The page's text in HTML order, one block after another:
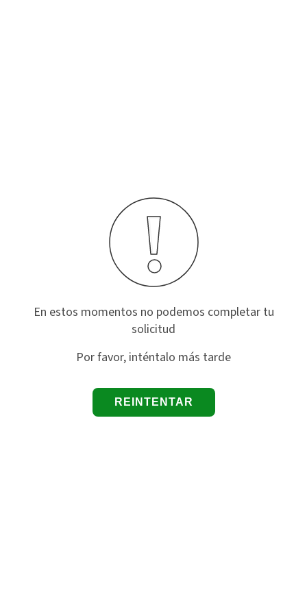
En estos momentos no podemos completar tu
solicitud
Por favor, inténtalo más tarde
REINTENTAR